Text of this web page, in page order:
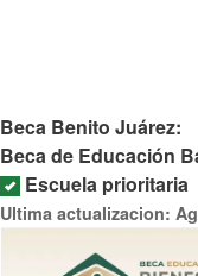
Beca Benito Juárez:
Beca de Educación
Escuela prioritaria
Ultima actualizacion: